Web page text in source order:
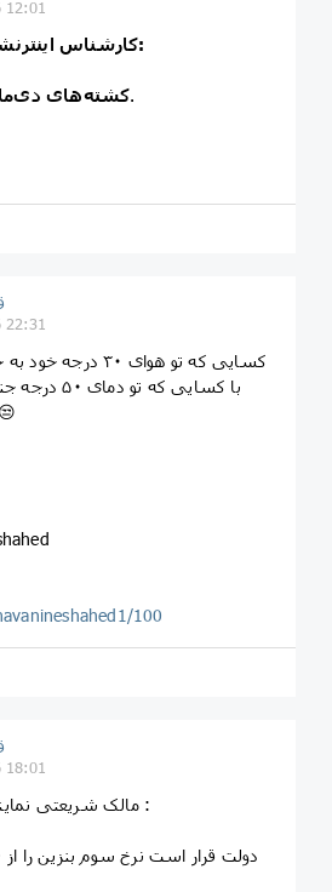
12:01
🔺️ ‌کارشناس اینترنشنال پس از ۷ ماه:
🔹️کشته‌های دی‌ماه ۳۲۲۲ نفر.
22:31
با کسایی که
درگیری زمینی بشن؟😒
100
18:01
🔺️مالک شریعتی نماینده تهران در مجلس :